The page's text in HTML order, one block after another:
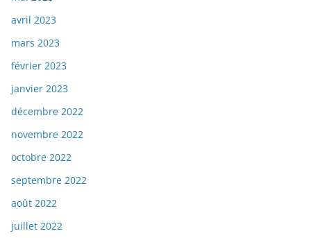
avril 2023
mars 2023
février 2023
janvier 2023
décembre 2022
novembre 2022
octobre 2022
septembre 2022
août 2022
juillet 2022